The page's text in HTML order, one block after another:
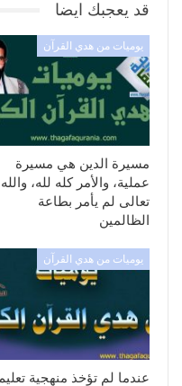
قد يعجبك ايضا
يوميات من هدي القرآن
مسيرة الدين هي مسيرة
عملية، والأمر كله لله، والله
تعالى لم يأمر بطاعة
الظالمين
يوميات من هدي القرآن
عندما لم تؤخذ منهجية تعليم